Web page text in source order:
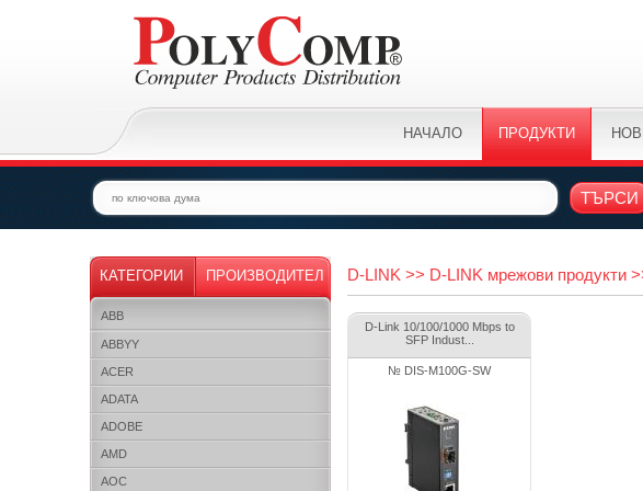
НАЧАЛО ПРОДУКТИ
ТЪРСИ
КАТЕГОРИИ ПРОИЗВОДИТЕЛ
ABB
ABBYY
ACER
ADATA
ADOBE
AMD
AOC
D-LINK >> D-LINK мрежови продукти
D-Link 10/100/1000 Mbps to
SFP Indust...
№ DIS-M100G-SW